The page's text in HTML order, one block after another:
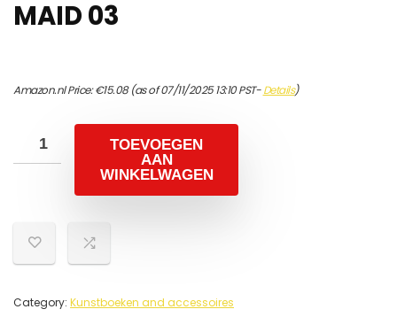
MAID 03
Amazon.nl Price:€15.08(as of 07/11/2025 13:10 PST-Details)
TOEVOEGEN
AAN
WINKELWAGEN
Category: Kunstboeken and accessoires